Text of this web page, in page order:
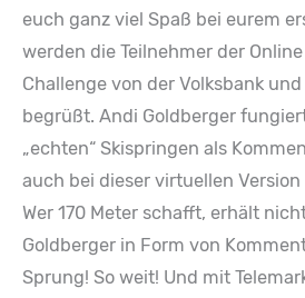
euch ganz viel Spaß bei eurem
werden die Teilnehmer der
Challenge von der Volksbank
begrüßt. Andi Goldberger
„echten“ Skispringen als
auch bei dieser virtuellen Version
Wer 170 Meter schafft, erhält
Goldberger in Form von
Sprung! So weit! Und mit